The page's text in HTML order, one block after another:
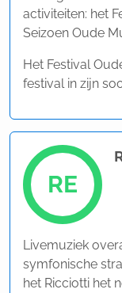
activiteiten: het
Seizoen Oude
Het Festival
festival in zijn
RE
Livemuziek
symfonische
het Ricciotti het